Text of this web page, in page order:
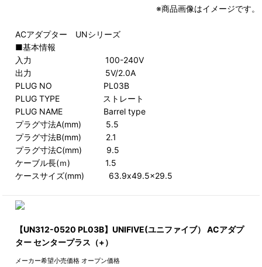
※商品画像はイメージです。
ACアダプター UNシリーズ
■基本情報
入力 100-240V
出力 5V/2.0A
PLUG NO PL03B
PLUG TYPE ストレート
PLUG NAME Barrel type
プラグ寸法A(mm) 5.5
プラグ寸法B(mm) 2.1
プラグ寸法C(mm) 9.5
ケーブル長(ｍ) 1.5
ケースサイズ(mm) 63.9x49.5x29.5
【UN312-0520 PL03B】UNIFIVE(ユニファイブ） ACアダプ
ター センタープラス（+）
メーカー希望小売価格 オープン価格